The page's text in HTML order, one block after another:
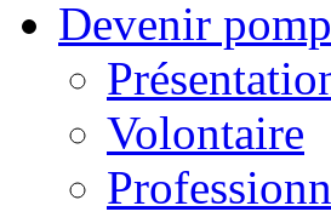
Devenir
Volontaire